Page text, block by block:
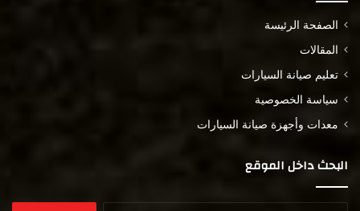
الصفحة الرئيسة
المقالات
تعليم صيانة السيارات
سياسة الخصوصية
معدات وأجهزة صيانة السيارات
البحث داخل الموقع